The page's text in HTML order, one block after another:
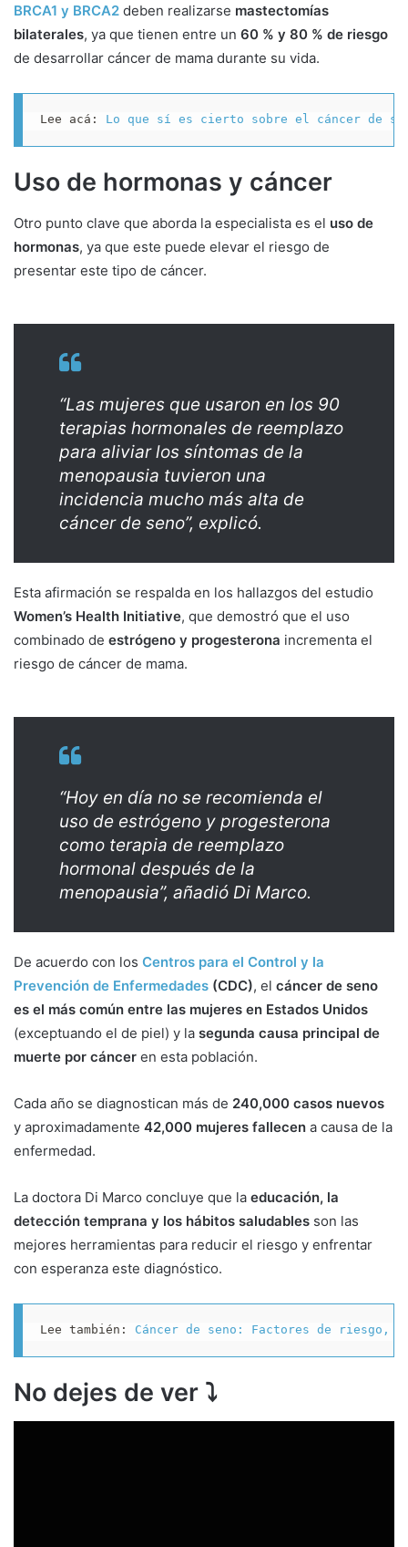
BRCA1 y BRCA2 deben realizarse mastectomías
bilaterales, ya que tienen entre un 60 % y 80 % de riesgo
de desarrollar cáncer de mama durante su vida.
Lee acá: Lo que sí es cierto sobre el cáncer de
Uso de hormonas y cáncer
Otro punto clave que aborda la especialista es el uso de
hormonas, ya que este puede elevar el riesgo de
presentar este tipo de cáncer.
“Las mujeres que usaron en los 90
terapias hormonales de reemplazo
para aliviar los síntomas de la
menopausia tuvieron una
incidencia mucho más alta de
cáncer de seno”, explicó.
Esta afirmación se respalda en los hallazgos del estudio
Women’s Health Initiative, que demostró que el uso
combinado de estrógeno y progesterona incrementa el
riesgo de cáncer de mama.
“Hoy en día no se recomienda el
uso de estrógeno y progesterona
como terapia de reemplazo
hormonal después de la
menopausia”, añadió Di Marco.
De acuerdo con los Centros para el Control y la
Prevención de Enfermedades (CDC), el cáncer de seno
es el más común entre las mujeres en Estados Unidos
(exceptuando el de piel) y la segunda causa principal de
muerte por cáncer en esta población.
Cada año se diagnostican más de 240,000 casos nuevos
y aproximadamente 42,000 mujeres fallecen a causa de la
enfermedad.
La doctora Di Marco concluye que la educación, la
detección temprana y los hábitos saludables son las
mejores herramientas para reducir el riesgo y enfrentar
con esperanza este diagnóstico.
Lee también: Cáncer de seno: Factores de riesgo,
No dejes de ver ⤵️